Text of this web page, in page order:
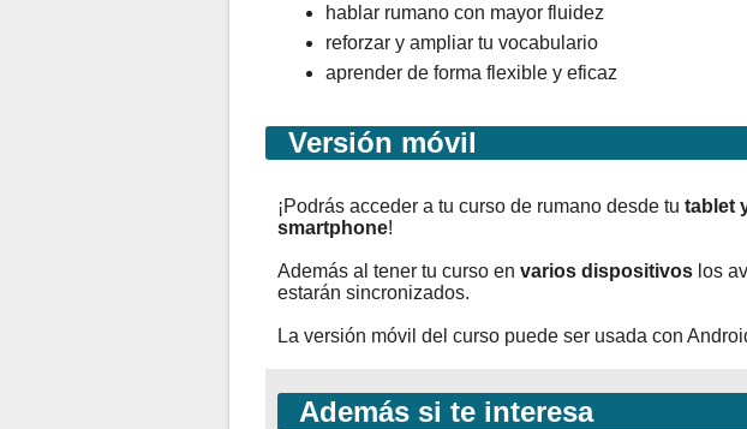
hablar rumano con mayor fluidez
reforzar y ampliar tu vocabulario
aprender de forma flexible y eficaz
Versión móvil
¡Podrás acceder a tu curso de rumano desde tu tablet
smartphone!
Además al tener tu curso en varios dispositivoslos
estarán sincronizados.
La versión móvil del curso puede ser usada con
Además si te interesa